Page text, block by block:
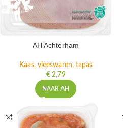
AH Achterham
Kaas, vleeswaren, tapas
€2,79
NAAR AH